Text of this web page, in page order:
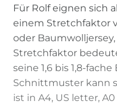
Für Rolf eignen sich
einem Stretchfaktor
oder Baumwolljersey,
Stretchfaktor
seine 1,6 bis 1,8-
Schnittmuster kann
ist in A4, US letter,